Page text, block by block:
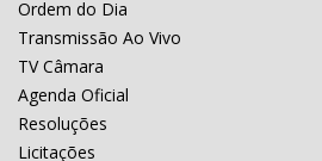
Ordem do Dia
Transmissão Ao Vivo
TV Câmara
Agenda Oficial
Resoluções
Licitações